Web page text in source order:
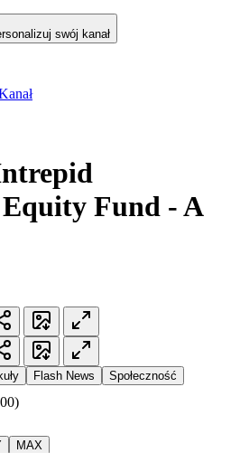
swój kanał
Fund - A
Flash News Społeczność
MAX